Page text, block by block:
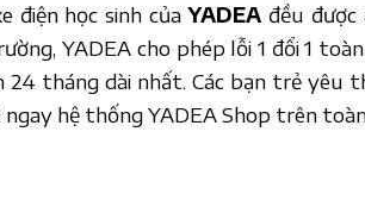
điện học sinh củaYADEAđều được
YADEA cho phép lỗi 1 đổi 1
24 tháng dài nhất. Các bạn trẻ yêu
ngay hệ thống YADEA Shop trên